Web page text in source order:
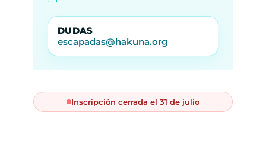
DUDAS
escapadas@hakuna.org
Inscripción cerrada el 31 de julio